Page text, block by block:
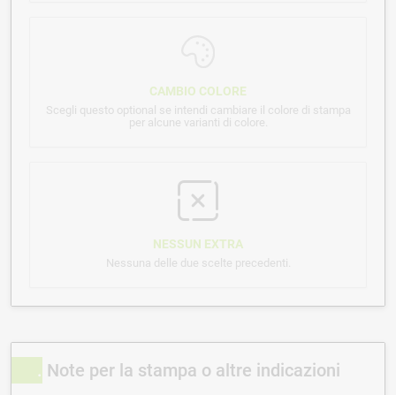
CAMBIO COLORE
Scegli questo optional se intendi cambiare il colore di stampa
per alcune varianti di colore.
NESSUN EXTRA
Nessuna delle due scelte precedenti.
Note per la stampa o altre indicazioni